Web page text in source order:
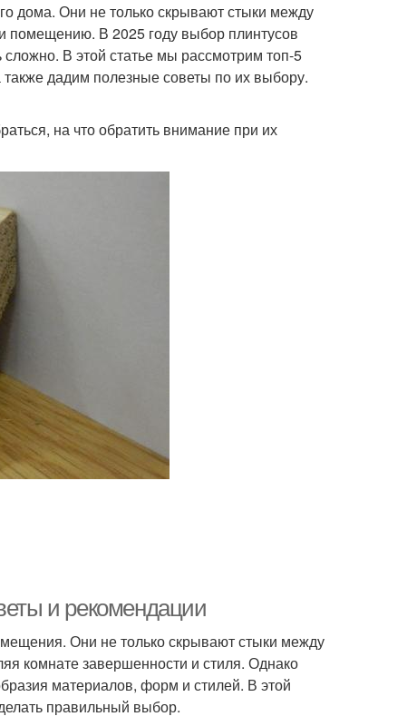
дома. Они не только скрывают стыки между
помещению. В 2025 году выбор плинтусов
В этой статье мы рассмотрим топ-5
дадим полезные советы по их выбору.
на что обратить внимание при их
и рекомендации
Они не только скрывают стыки между
комнате завершенности и стиля. Однако
материалов, форм и стилей. В этой
правильный выбор.